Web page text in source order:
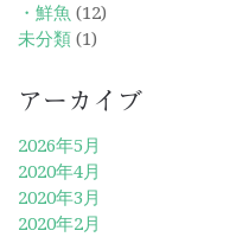
・鮮魚 (12)
未分類 (1)
アーカイブ
2026年5月
2020年4月
2020年3月
2020年2月